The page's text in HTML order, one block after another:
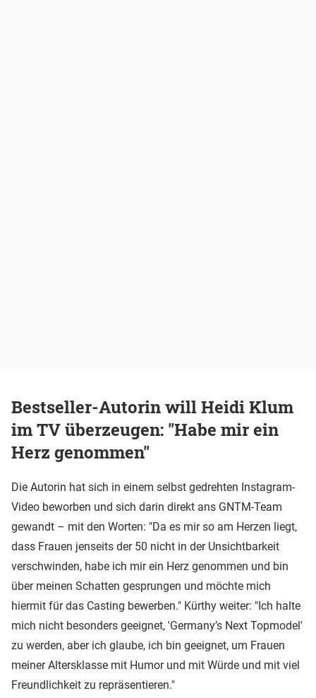
Bestseller-Autorin will Heidi Klum
im TV überzeugen: "Habe mir ein
Herz genommen"
Die Autorin hat sich in einem selbst gedrehten Instagram-
Video beworben und sich darin direkt ans GNTM-Team
gewandt – mit den Worten: "Da es mir so am Herzen liegt,
dass Frauen jenseits der 50 nicht in der Unsichtbarkeit
verschwinden, habe ich mir ein Herz genommen und bin
über meinen Schatten gesprungen und möchte mich
hiermit für das Casting bewerben." Kürthy weiter: "Ich halte
mich nicht besonders geeignet, 'Germany’s Next Topmodel'
zu werden, aber ich glaube, ich bin geeignet, um Frauen
meiner Altersklasse mit Humor und mit Würde und mit viel
Freundlichkeit zu repräsentieren."